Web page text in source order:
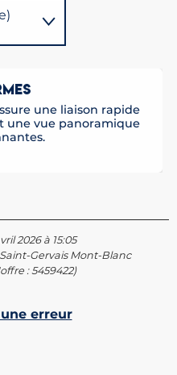
une liaison rapide
une vue panoramique
2026 à 15:05
Gervais Mont-Blanc
:5459422)
erreur